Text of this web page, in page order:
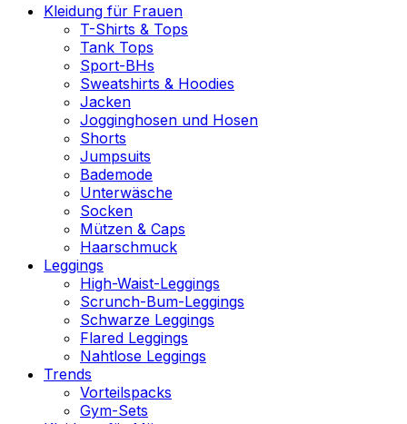
Kleidung für Frauen
T-Shirts & Tops
Tank Tops
Sport-BHs
Sweatshirts & Hoodies
Jacken
Jogginghosen und Hosen
Shorts
Jumpsuits
Bademode
Unterwäsche
Socken
Mützen & Caps
Haarschmuck
Leggings
High-Waist-Leggings
Scrunch-Bum-Leggings
Schwarze Leggings
Flared Leggings
Nahtlose Leggings
Trends
Vorteilspacks
Gym-Sets